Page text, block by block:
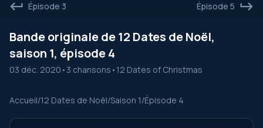
Épisode 3 Épisode 5
Bande originale de 12 Dates de Noël,
saison 1, épisode 4
03 déc. 2020 • 3 chansons • 12 Dates of Christmas
Accueil/12 Dates de Noël/Saison 1/Épisode 4